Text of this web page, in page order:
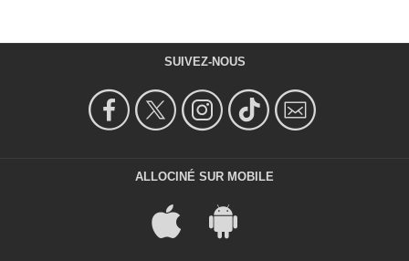
SUIVEZ-NOUS
ALLOCINÉ SUR MOBILE